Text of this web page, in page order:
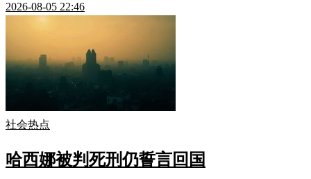
2026-08-05 22:46
社会热点
哈西娜被判死刑仍誓言回国